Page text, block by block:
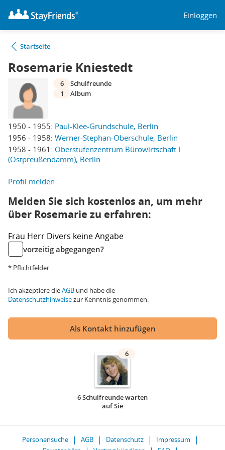
Einloggen
Startseite
Rosemarie Kniestedt
1950 - 1955: Paul-Klee-Grundschule, Berlin
1956 - 1958: Werner-Stephan-Oberschule, Berlin
1958 - 1961: Oberstufenzentrum Bürowirtschaft I
(Ostpreußendamm), Berlin
6
Schulfreunde
1
Album
Profil melden
Melden Sie sich kostenlos an, um mehr
über Rosemarie zu erfahren:
Frau Herr Divers keine Angabe
vorzeitig abgegangen?
* Pflichtfelder
Ich akzeptiere dieAGB und habe die
Datenschutzhinweisezur Kenntnis genommen.
Als Kontakt hinzufügen
6
6 Schulfreunde warten
auf Sie
Personensuche AGB Datenschutz
Impressum